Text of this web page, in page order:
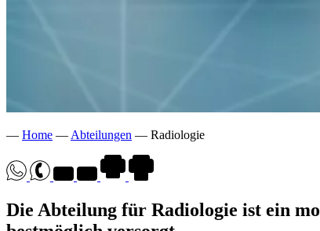
— Home — Abteilungen — Radiologie
Die Abteilung für Radiologie ist ein